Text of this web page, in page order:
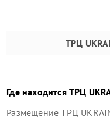
ТРЦ
Где находитсяТРЦ
РазмещениеТРЦ